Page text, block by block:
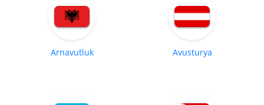
Arnavutluk Avusturya